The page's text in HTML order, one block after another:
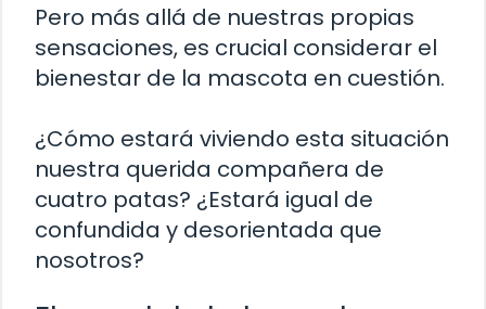
Pero más allá de nuestras propias
sensaciones, es crucial considerar el
bienestar de la mascota en cuestión.
¿Cómo estará viviendo esta situación
nuestra querida compañera de
cuatro patas? ¿Estará igual de
confundida y desorientada que
nosotros?